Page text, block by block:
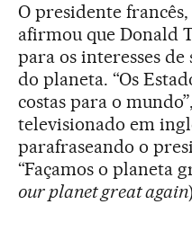
O presidente francês,
afirmou que Donald
para os interesses
do planeta. “Os
costas para o
televisionado em
parafraseando o
“Façamos o planeta
our planet great again